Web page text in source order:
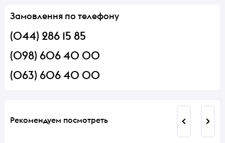
Замовлення по телефону
(044) 286 15 85
(098) 606 40 00
(063) 606 40 00
Рекомендуем посмотреть